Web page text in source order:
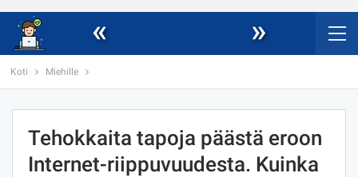
« »
Koti Miehille
Tehokkaita tapoja päästä eroon
Internet-riippuvuudesta. Kuinka